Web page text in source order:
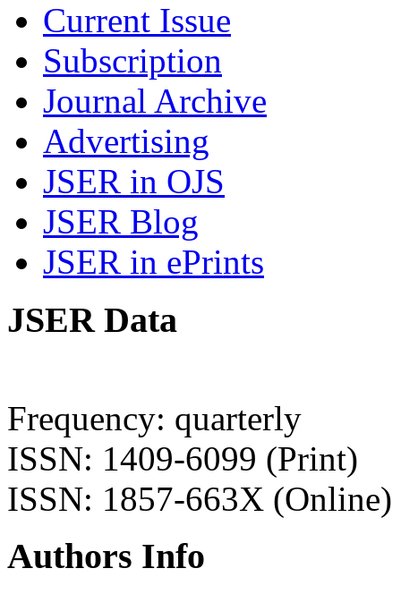
Current Issue
Subscription
Journal Archive
Advertising
JSER in OJS
JSER Blog
JSER in ePrints
JSER Data
Frequency: quarterly
ISSN: 1409-6099 (Print)
ISSN: 1857-663X (Online)
Authors Info